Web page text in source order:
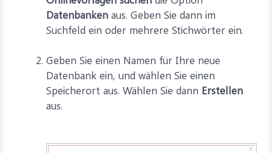
Datenbanken aus. Geben Sie dann im
Suchfeld ein oder mehrere Stichwörter ein.
Geben Sie einen Namen für Ihre neue
Datenbank ein, und wählen Sie einen
Speicherort aus. Wählen Sie dann Erstellen
aus.